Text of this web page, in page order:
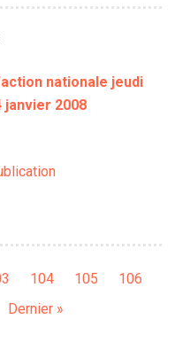
nationale jeudi
janvier 2008
Page
104 Page
105 Page
106
Dernière
Dernier »